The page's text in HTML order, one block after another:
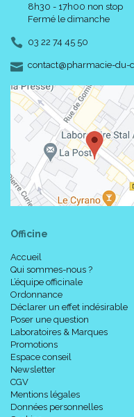
8h30 - 17h00 non stop
Fermé le dimanche
03 22 74 45 50
contact-
@-
pharmacie-du-
Officine
Accueil
Qui sommes-nous ?
L’équipe officinale
Ordonnance
Déclarer un effet indésirable
Poser une question
Laboratoires & Marques
Promotions
Espace conseil
Newsletter
CGV
Mentions légales
Données personnelles